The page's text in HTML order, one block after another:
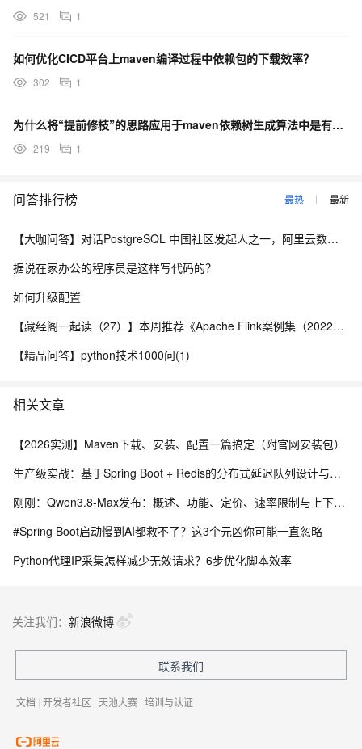
521 1
如何优化CICD平台上maven编译过程中依赖包的下载效率？
302 1
为什么将“提前修枝”的思路应用于maven依赖树生成算法中是有效的？
219 1
问答排行榜 最热 最新
【大咖问答】对话PostgreSQL 中国社区发起人之一，阿里云数据库高级专家 德哥
据说在家办公的程序员是这样写代码的？
如何升级配置
【藏经阁一起读（27）】本周推荐《Apache Flink案例集（2022版）》，你有哪些心得？
【精品问答】python技术1000问(1)
相关文章
【2026实测】Maven下载、安装、配置一篇搞定（附官网安装包）
生产级实战：基于Spring Boot + Redis的分布式延迟队列设计与实现
刚刚：Qwen3.8-Max发布：概述、功能、定价、速率限制与上下文、内置工具及API 参考指南
#Spring Boot启动慢到AI都救不了？这3个元凶你可能一直忽略
Python代理IP采集怎样减少无效请求？6步优化脚本效率
关注我们： 新浪微博
联系我们
文档 | 开发者社区 | 天池大赛 | 培训与认证